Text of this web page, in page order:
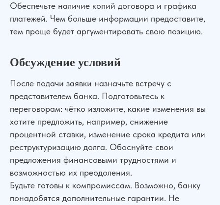
Обеспечьте наличие копий договора и графика
платежей. Чем больше информации предоставите,
тем проще будет аргументировать свою позицию.
Обсуждение условий
После подачи заявки назначьте встречу с
представителем банка. Подготовьтесь к
переговорам: чётко изложите, какие изменения вы
хотите предложить, например, снижение
процентной ставки, изменение срока кредита или
реструктуризацию долга. Обоснуйте свои
предложения финансовыми трудностями и
возможностью их преодоления.
Будьте готовы к компромиссам. Возможно, банку
понадобятся дополнительные гарантии. Не